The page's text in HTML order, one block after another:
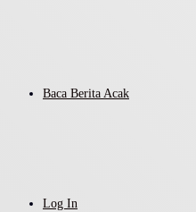
Baca Berita Acak
Log In